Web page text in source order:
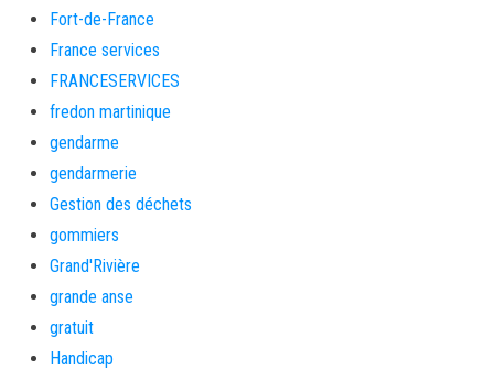
Fort-de-France
France services
FRANCESERVICES
fredon martinique
gendarme
gendarmerie
Gestion des déchets
gommiers
Grand'Rivière
grande anse
gratuit
Handicap